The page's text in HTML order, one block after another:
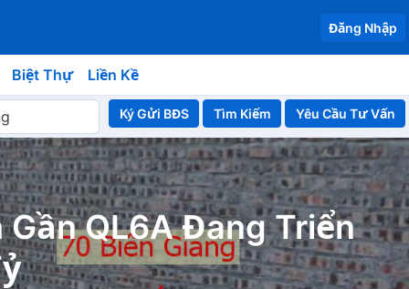
Đăng Nhập
Biệt Thự Liền Kề
Ký Gửi BĐS Yêu Cầu Tư Vấn
QL6A Đang Triển